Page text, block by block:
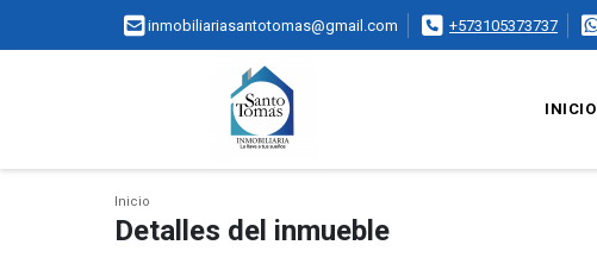
inmobiliariasantotomas@gmail.com +573105373737
INICIO
Inicio
Detalles del inmueble